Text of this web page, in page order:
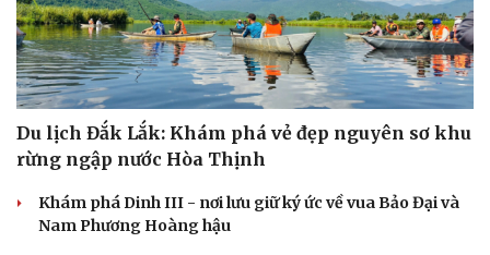
Du lịch Đắk Lắk: Khám phá vẻ đẹp nguyên sơ khu
rừng ngập nước Hòa Thịnh
Khám phá Dinh III - nơi lưu giữ ký ức về vua Bảo Đại và
Nam Phương Hoàng hậu